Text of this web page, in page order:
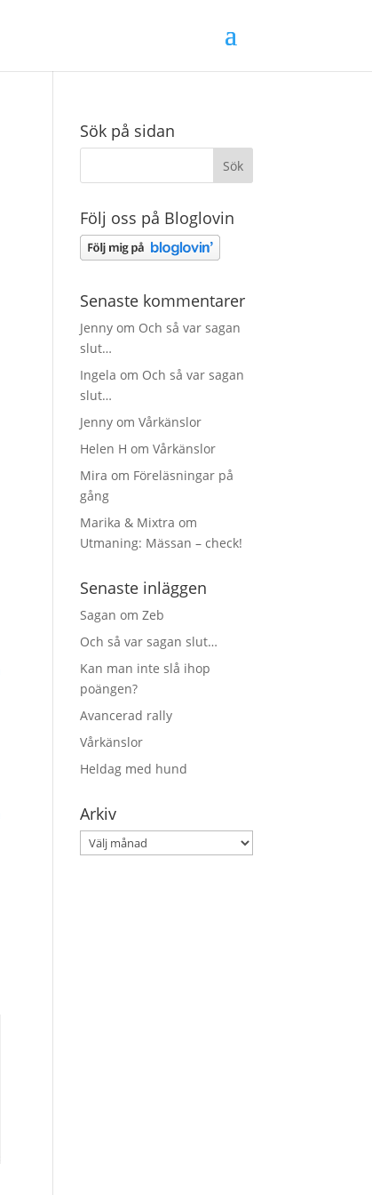
Sök på sidan
Följ oss på Bloglovin
Senaste kommentarer
Jenny om Och så var sagan
slut…
Ingela om Och så var sagan
slut…
Jenny omVårkänslor
Helen H omVårkänslor
Mira om Föreläsningar på
gång
Marika & Mixtra om
Utmaning: Mässan – check!
Senaste inläggen
Sagan om Zeb
Och så var sagan slut…
Kan man inte slå ihop
poängen?
Avancerad rally
Vårkänslor
Heldag med hund
Arkiv
Arkiv